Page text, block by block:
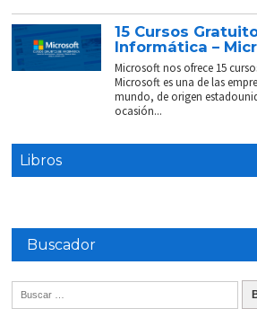
15 Cursos
Informática –
Microsoft nos ofrece 15
Microsoft es una de las
mundo, de origen
ocasión...
Libros
Buscador